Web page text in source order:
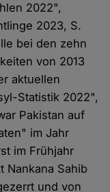
2022",
2023, S.
bei den zehn
von 2013
aktuellen
Statistik 2022",
Pakistan auf
im Jahr
im Frühjahr
Nankana Sahib
und von